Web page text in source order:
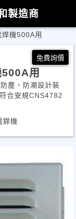
製造商
機500A用
免費詢價
用
塵，防潮設計裝
合安規CNS4782
銲機